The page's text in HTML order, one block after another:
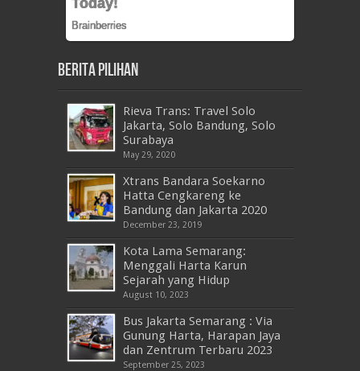
Berita Pilihan
Rieva Trans: Travel Solo
Jakarta, Solo Bandung, Solo
Surabaya
May 29, 2020
Xtrans Bandara Soekarno
Hatta Cengkareng ke
Bandung dan Jakarta 2020
December 23, 2019
Kota Lama Semarang:
Menggali Harta Karun
Sejarah yang Hidup
August 10, 2023
Bus Jakarta Semarang : Via
Gunung Harta, Harapan Jaya
dan Zentrum Terbaru 2023
September 25, 2023